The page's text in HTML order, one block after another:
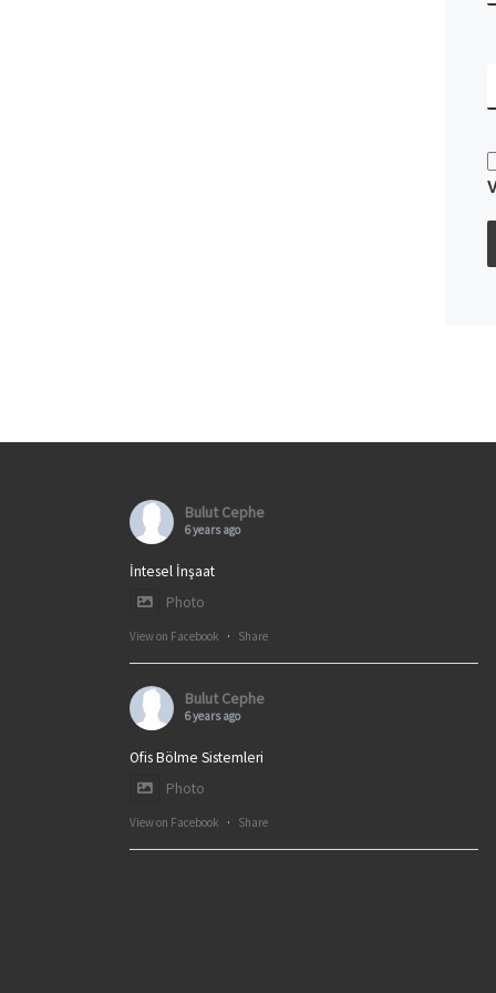
Bulut Cephe
6 years ago
İntesel İnşaat
Photo
View on Facebook · Share
Bulut Cephe
6 years ago
Ofis Bölme Sistemleri
Photo
View on Facebook · Share